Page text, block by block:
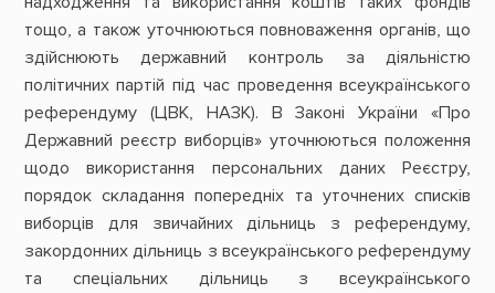
тощо, а також уточнюються повноваження органів, що
здійснюють державний контроль за діяльністю
політичних партій під час проведення всеукраїнського
референдуму (ЦВК, НАЗК). В Законі України «Про
Державний реєстр виборців» уточнюються положення
щодо використання персональних даних Реєстру,
порядок складання попередніх та уточнених списків
виборців для звичайних дільниць з референдуму,
закордонних дільниць з всеукраїнського референдуму
та спеціальних дільниць з всеукраїнського